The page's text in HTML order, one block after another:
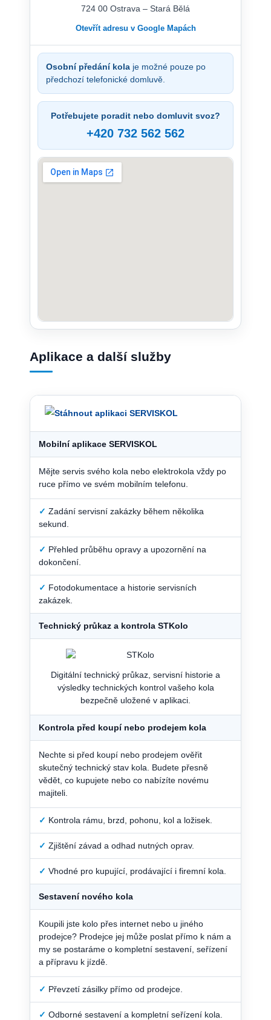
724 00 Ostrava – Stará Bělá
Otevřít adresu v Google Mapách
Osobní předání kola je možné pouze po
předchozí telefonické domluvě.
Potřebujete poradit nebo domluvit svoz?
+420 732 562 562
Aplikace a další služby
Mobilní aplikace SERVISKOL
Mějte servis svého kola nebo elektrokola vždy po
ruce přímo ve svém mobilním telefonu.
✓ Zadání servisní zakázky během několika
sekund.
✓ Přehled průběhu opravy a upozornění na
dokončení.
✓ Fotodokumentace a historie servisních
zakázek.
Technický průkaz a kontrola STKolo
Digitální technický průkaz, servisní historie a
výsledky technických kontrol vašeho kola
bezpečně uložené v aplikaci.
Kontrola před koupí nebo prodejem kola
Nechte si před koupí nebo prodejem ověřit
skutečný technický stav kola. Budete přesně
vědět, co kupujete nebo co nabízíte novému
majiteli.
✓ Kontrola rámu, brzd, pohonu, kol a ložisek.
✓ Zjištění závad a odhad nutných oprav.
✓ Vhodné pro kupující, prodávající i firemní kola.
Sestavení nového kola
Koupili jste kolo přes internet nebo u jiného
prodejce? Prodejce jej může poslat přímo k nám a
my se postaráme o kompletní sestavení, seřízení
a přípravu k jízdě.
✓ Převzetí zásilky přímo od prodejce.
✓ Odborné sestavení a kompletní seřízení kola.